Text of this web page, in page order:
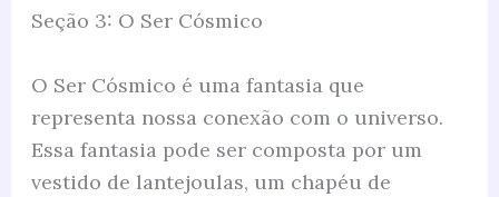
Seção 3: O Ser Cósmico
O Ser Cósmico é uma fantasia que
representa nossa conexão com o universo.
Essa fantasia pode ser composta por um
vestido de lantejoulas, um chapéu de